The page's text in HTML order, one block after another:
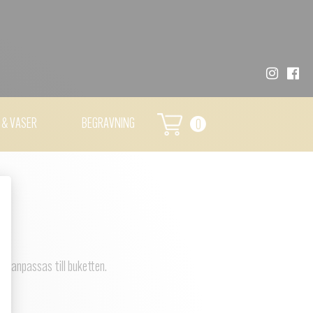
VASER BEGRAVNING 0
anpassas till buketten.